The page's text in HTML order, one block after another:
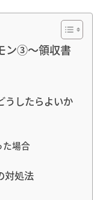
ン③～領収書
うしたらよいか
場合
対処法